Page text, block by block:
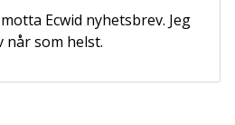
Ecwid nyhetsbrev. Jeg
når som helst.